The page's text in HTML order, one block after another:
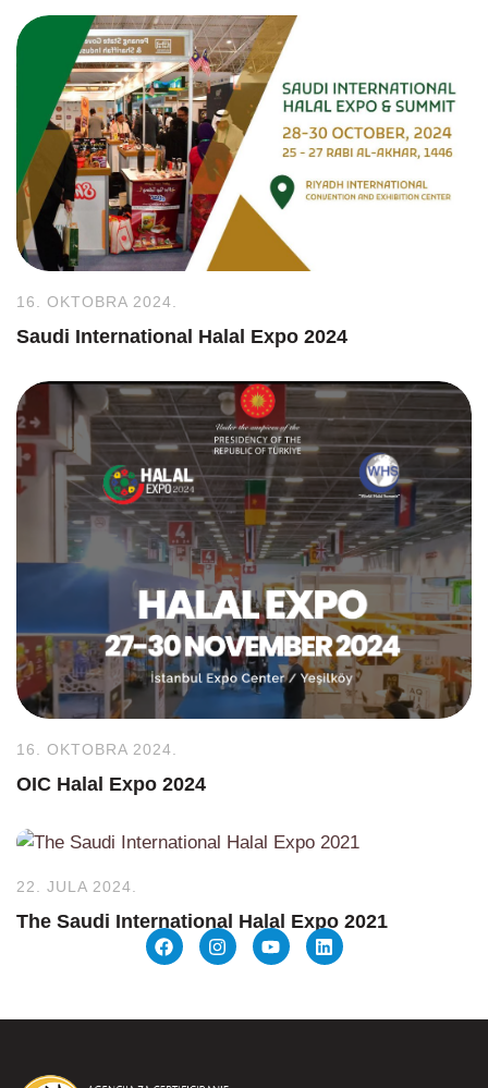
16. OKTOBRA 2024.
Saudi International Halal Expo 2024
16. OKTOBRA 2024.
OIC Halal Expo 2024
22. JULA 2024.
The Saudi International Halal Expo 2021